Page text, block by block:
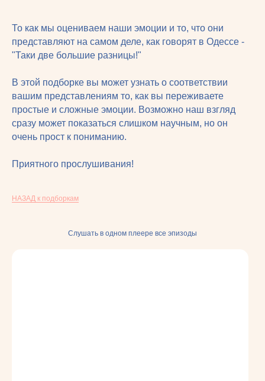
То как мы оцениваем наши эмоции и то, что они
представляют на самом деле, как говорят в Одессе -
"Таки две большие разницы!"
В этой подборке вы может узнать о соответствии
вашим представлениям то, как вы переживаете
простые и сложные эмоции. Возможно наш взгляд
сразу может показаться слишком научным, но он
очень прост к пониманию.
Приятного прослушивания!
НАЗАД к подборкам
Слушать в одном плеере все эпизоды